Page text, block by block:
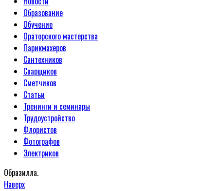
Образование
Обучение
Ораторского мастерства
Парикмахеров
Сантехников
Сварщиков
Сметчиков
Статьи
Тренинги и семинары
Трудоустройство
Флористов
Фотографов
Электриков
Образилла.
Наверх